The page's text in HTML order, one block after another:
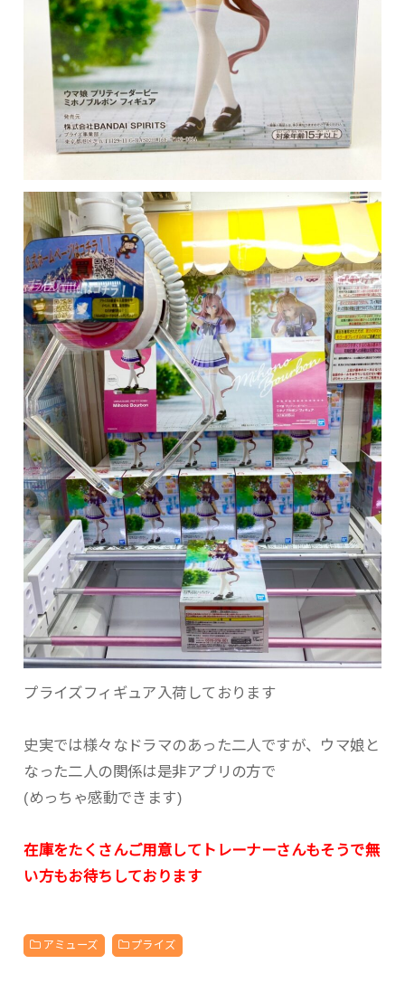
プライズフィギュア入荷しております
史実では様々なドラマのあった二人ですが、ウマ娘と
なった二人の関係は是非アプリの方で
(めっちゃ感動できます)
在庫をたくさんご用意してトレーナーさんもそうで無
い方もお待ちしております
アミューズ プライズ